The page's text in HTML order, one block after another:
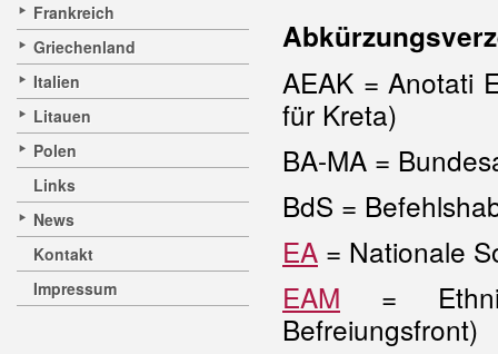
Frankreich
Griechenland
Italien
Litauen
Polen
Links
News
Kontakt
Impressum
AEAK = Anotati
für Kreta)
BA-MA =
BdS =
EA = Nationale
EAM =
Befreiungsfront)